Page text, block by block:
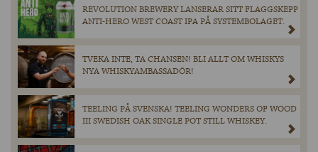
REVOLUTION BREWERY LANSERAR SITT FLAGGSKEPP
ANTI-HERO WEST COAST IPA PÅ SYSTEMBOLAGET.
TVEKA INTE, TA CHANSEN! BLI ALLT OM WHISKYS
NYA WHISKYAMBASSADÖR!
TEELING PÅ SVENSKA! TEELING WONDERS OF WOOD
III SWEDISH OAK SINGLE POT STILL WHISKEY.